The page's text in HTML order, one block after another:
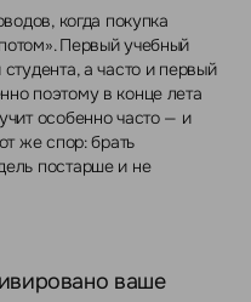
когда покупка
Первый учебный
а часто и первый
поэтому в конце лета
особенно часто — и
же спор: брать
постарше и не
ваше